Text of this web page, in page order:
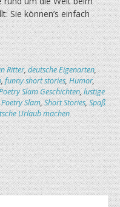
Sie können’s einfach
Ritter,deutsche Eigenarten,
,funny short stories,Humor,
Slam Geschichten,lustige
Poetry Slam,Short Stories,Spaß
Urlaub machen